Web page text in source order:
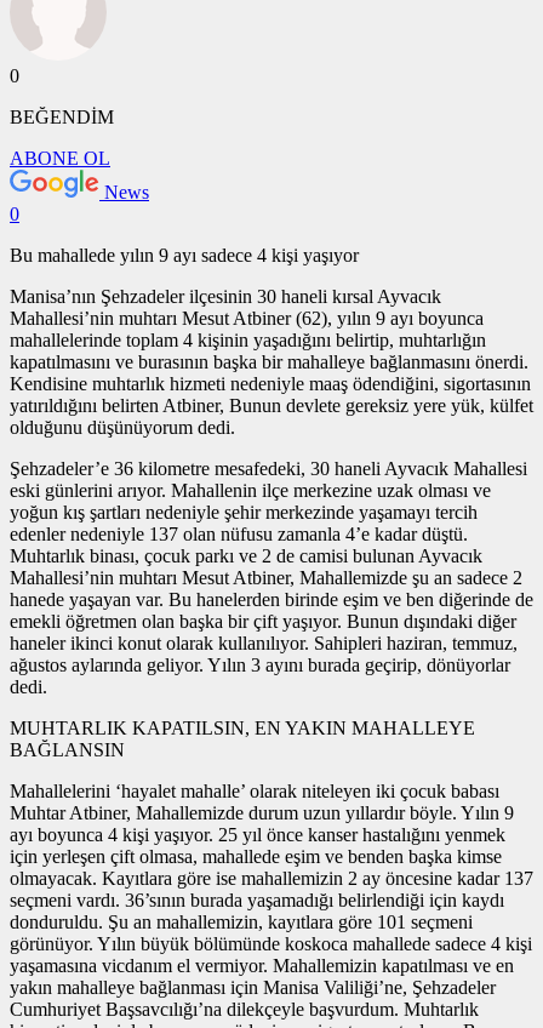
0
BEĞENDİM
ABONE OL
News
0
Bu mahallede yılın 9 ayı sadece 4 kişi yaşıyor
Manisa’nın Şehzadeler ilçesinin 30 haneli kırsal Ayvacık
Mahallesi’nin muhtarı Mesut Atbiner (62), yılın 9 ayı boyunca
mahallelerinde toplam 4 kişinin yaşadığını belirtip, muhtarlığın
kapatılmasını ve burasının başka bir mahalleye bağlanmasını önerdi.
Kendisine muhtarlık hizmeti nedeniyle maaş ödendiğini, sigortasının
yatırıldığını belirten Atbiner, Bunun devlete gereksiz yere yük, külfet
olduğunu düşünüyorum dedi.
Şehzadeler’e 36 kilometre mesafedeki, 30 haneli Ayvacık Mahallesi
eski günlerini arıyor. Mahallenin ilçe merkezine uzak olması ve
yoğun kış şartları nedeniyle şehir merkezinde yaşamayı tercih
edenler nedeniyle 137 olan nüfusu zamanla 4’e kadar düştü.
Muhtarlık binası, çocuk parkı ve 2 de camisi bulunan Ayvacık
Mahallesi’nin muhtarı Mesut Atbiner, Mahallemizde şu an sadece 2
hanede yaşayan var. Bu hanelerden birinde eşim ve ben diğerinde de
emekli öğretmen olan başka bir çift yaşıyor. Bunun dışındaki diğer
haneler ikinci konut olarak kullanılıyor. Sahipleri haziran, temmuz,
ağustos aylarında geliyor. Yılın 3 ayını burada geçirip, dönüyorlar
dedi.
MUHTARLIK KAPATILSIN, EN YAKIN MAHALLEYE
BAĞLANSIN
Mahallelerini ‘hayalet mahalle’ olarak niteleyen iki çocuk babası
Muhtar Atbiner, Mahallemizde durum uzun yıllardır böyle. Yılın 9
ayı boyunca 4 kişi yaşıyor. 25 yıl önce kanser hastalığını yenmek
için yerleşen çift olmasa, mahallede eşim ve benden başka kimse
olmayacak. Kayıtlara göre ise mahallemizin 2 ay öncesine kadar 137
seçmeni vardı. 36’sının burada yaşamadığı belirlendiği için kaydı
donduruldu. Şu an mahallemizin, kayıtlara göre 101 seçmeni
görünüyor. Yılın büyük bölümünde koskoca mahallede sadece 4 kişi
yaşamasına vicdanım el vermiyor. Mahallemizin kapatılması ve en
yakın mahalleye bağlanması için Manisa Valiliği’ne, Şehzadeler
Cumhuriyet Başsavcılığı’na dilekçeyle başvurdum. Muhtarlık